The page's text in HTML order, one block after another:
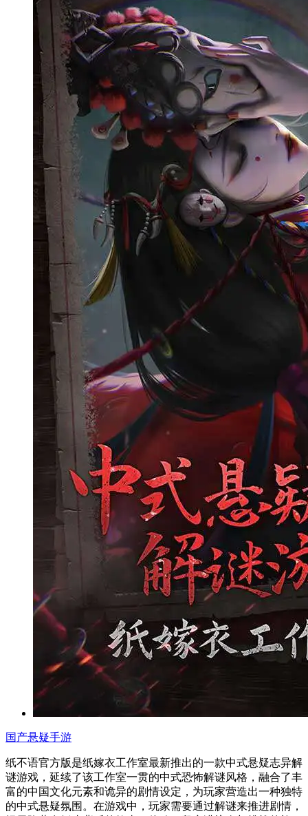
国产悬疑手游
纸不语官方版是纸嫁衣工作室最新推出的一款中式悬疑志异解
谜游戏，延续了该工作室一贯的中式恐怖解谜风格，融合了丰
富的中国文化元素和诡异的剧情设定，为玩家营造出一种独特
的中式悬疑氛围。在游戏中，玩家需要通过解谜来推进剧情，